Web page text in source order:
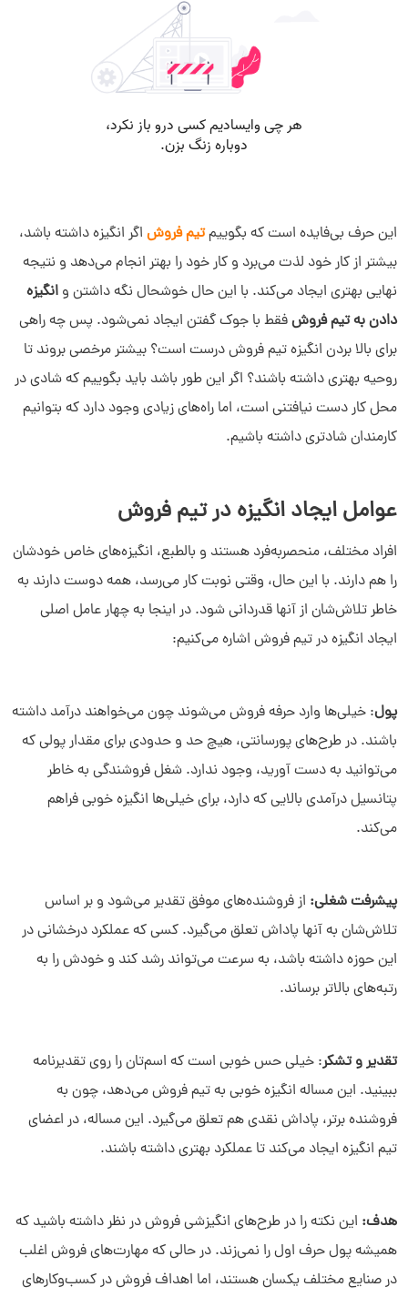
سه روش مطمئن برای ایجاد انگیزه در تیم فروش
این حرف بی‌فایده است که بگوییمتیم فروش اگر انگیزه داشته باشد،
بیشتر از کار خود لذت می‌برد و کار خود را بهتر انجام می‌دهد و نتیجه
نهایی بهتری ایجاد می‌کند. با این‌ حال خوشحال نگه‌ داشتن و انگیزه
دادن به تیم فروشفقط با جوک گفتن ایجاد نمی‌شود. پس چه راهی
برای بالا بردن انگیزه تیم فروش درست است؟ بیشتر مرخصی بروند تا
روحیه بهتری داشته باشند؟ اگر این‌ طور باشد باید بگوییم که شادی در
محل کار دست‌ نیافتنی است، اما راه‌های زیادی وجود دارد که بتوانیم
کارمندان شادتری داشته باشیم.
عوامل ایجاد انگیزه در تیم فروش
افراد مختلف، منحصربه‌فرد هستند و بالطبع، انگیزه‌های خاص خودشان
را هم دارند. با این حال، وقتی نوبت کار می‌رسد، همه دوست دارند به
خاطر تلاش‌شان از آنها قدردانی شود. در اینجا به چهار عامل اصلی
ایجاد انگیزه در تیم فروش اشاره می‌کنیم:
پول: خیلی‌ها وارد حرفه فروش می‌شوند چون می‌خواهند درآمد داشته
باشند. در طرح‌های پورسانتی، هیچ حد و حدودی برای مقدار پولی که
می‌توانید به دست آورید، وجود ندارد. شغل فروشندگی به خاطر
پتانسیل درآمدی بالایی که دارد، برای خیلی‌ها انگیزه خوبی فراهم
می‌کند.
پیشرفت شغلی: از فروشنده‌های موفق تقدیر می‌شود و بر اساس
تلاش‌شان به آنها پاداش تعلق می‌گیرد. کسی که عملکرد درخشانی در
این حوزه داشته باشد، به سرعت می‌تواند رشد کند و خودش را به
رتبه‌های بالاتر برساند.
تقدیر و تشکر: خیلی حس خوبی است که اسم‌تان را روی تقدیرنامه
ببینید. این مساله انگیزه خوبی به تیم فروش می‌دهد، چون به
فروشنده برتر، پاداش نقدی هم تعلق می‌گیرد. این مساله، در اعضای
تیم انگیزه ایجاد می‌کند تا عملکرد بهتری داشته باشند.
هدف: این نکته را در طرح‌های انگیزشی فروش در نظر داشته باشید که
همیشه پول حرف اول را نمی‌زند. در حالی که مهارت‌های فروش اغلب
در صنایع مختلف یکسان هستند، اما اهداف فروش در کسب‌وکارهای